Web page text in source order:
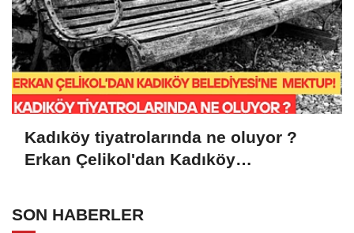
Kadıköy tiyatrolarında ne oluyor ?
Erkan Çelikol'dan Kadıköy
SON HABERLER